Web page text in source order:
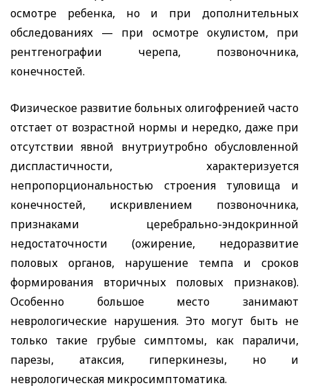
осмотре ребенка, но и при дополнительных
обследованиях — при осмотре окулистом, при
рентгенографии черепа, позвоночника,
конечностей.
Физическое развитие больных олигофренией часто
отстает от возрастной нормы и нередко, даже при
отсутствии явной внутриутробно обусловленной
диспластичности, характеризуется
непропорциональностью строения туловища и
конечностей, искривлением позвоночника,
признаками церебрально-эндокринной
недостаточности (ожирение, недоразвитие
половых органов, нарушение темпа и сроков
формирования вторичных половых признаков).
Особенно большое место занимают
неврологические нарушения. Это могут быть не
только такие грубые симптомы, как параличи,
парезы, атаксия, гиперкинезы, но и
неврологическая микросимптоматика.